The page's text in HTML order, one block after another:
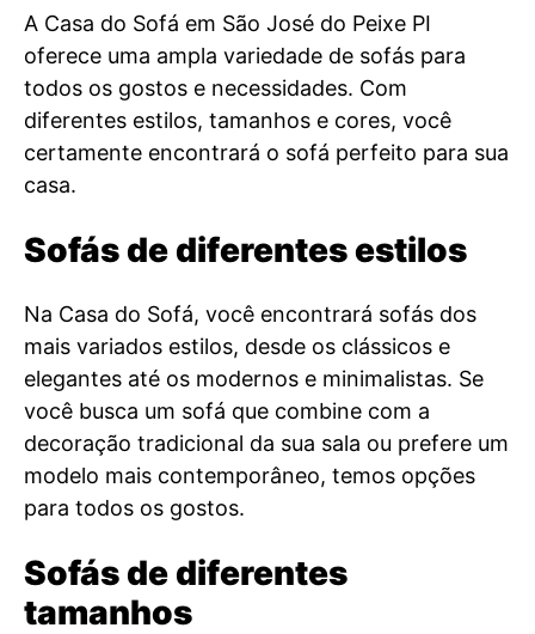
A Casa do Sofá em São José do Peixe PI
oferece uma ampla variedade de sofás para
todos os gostos e necessidades. Com
diferentes estilos, tamanhos e cores, você
certamente encontrará o sofá perfeito para sua
casa.
Sofás de diferentes estilos
Na Casa do Sofá, você encontrará sofás dos
mais variados estilos, desde os clássicos e
elegantes até os modernos e minimalistas. Se
você busca um sofá que combine com a
decoração tradicional da sua sala ou prefere um
modelo mais contemporâneo, temos opções
para todos os gostos.
Sofás de diferentes
tamanhos